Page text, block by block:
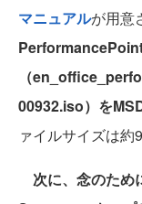
マニュアルが用意
（
00932.iso）を
ァイルサイズは約
次に、念のため